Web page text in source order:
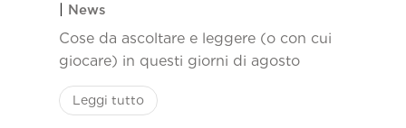
| News
Cose da ascoltare e leggere (o con cui
giocare) in questi giorni di agosto
Leggi tutto